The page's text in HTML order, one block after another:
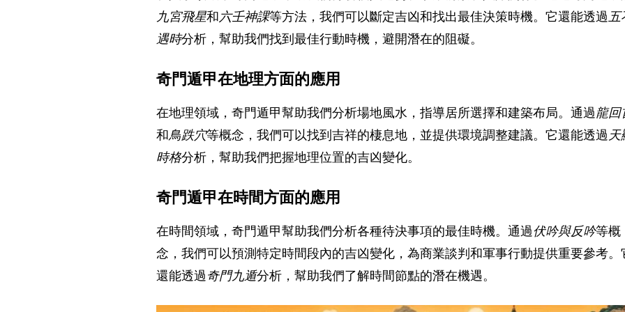
九宮飛星和 六壬神課等方法，我們可以斷定吉凶和找出最佳決策時機。它還能透過五
遇時分析，幫助我們找到最佳行動時機，避開潛在的阻礙。
奇門遁甲在地理方面的應用
在地理領域，奇門遁甲幫助我們分析場地風水，指導居所選擇和建築布局。通過龍回
和鳥跌穴等概念，我們可以找到吉祥的棲息地，並提供環境調整建議。它還能透過 天
時格分析，幫助我們把握地理位置的吉凶變化。
奇門遁甲在時間方面的應用
在時間領域，奇門遁甲幫助我們分析各種待決事項的最佳時機。通過伏吟與反吟等概
念，我們可以預測特定時間段內的吉凶變化，為商業談判和軍事行動提供重要參考。
還能透過 奇門九遁分析，幫助我們了解時間節點的潛在機遇。